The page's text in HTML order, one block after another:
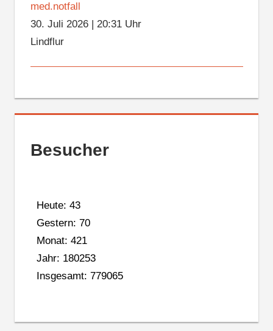
med.notfall
30. Juli 2026| 20:31 Uhr
Lindflur
Besucher
Heute: 43
Gestern: 70
Monat: 421
Jahr: 180253
Insgesamt: 779065